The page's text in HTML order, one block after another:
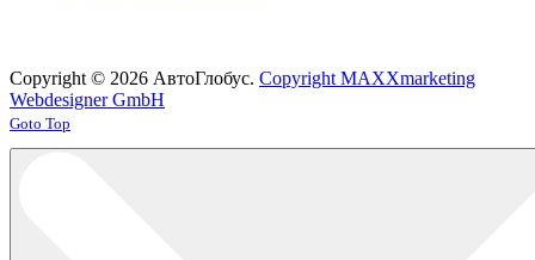
Copyright © 2026 АвтоГлобус. Copyright MAXXmarketing
Webdesigner GmbH
Joomla! 3 Templates
Goto Top